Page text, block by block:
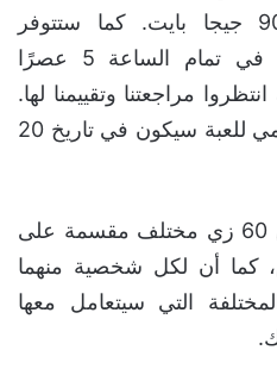
الاي يبلغ حجمها قرابة 90 جيجا بايت. كما ستتوفر
مراجعاتها رسميًا يوم الغد في تمام الساعة 5 عصرًا
مراجعتنا وتقييمنا لها.
وأخيرًا، موعد الإطلاق الرسمي للعبة سيكون في تاريخ 20
سيتواجد في اللعبة ما يفوق 60 زي مختلف مقسمة على
كما أن لكل شخصية منهما
التي سيتعامل معها